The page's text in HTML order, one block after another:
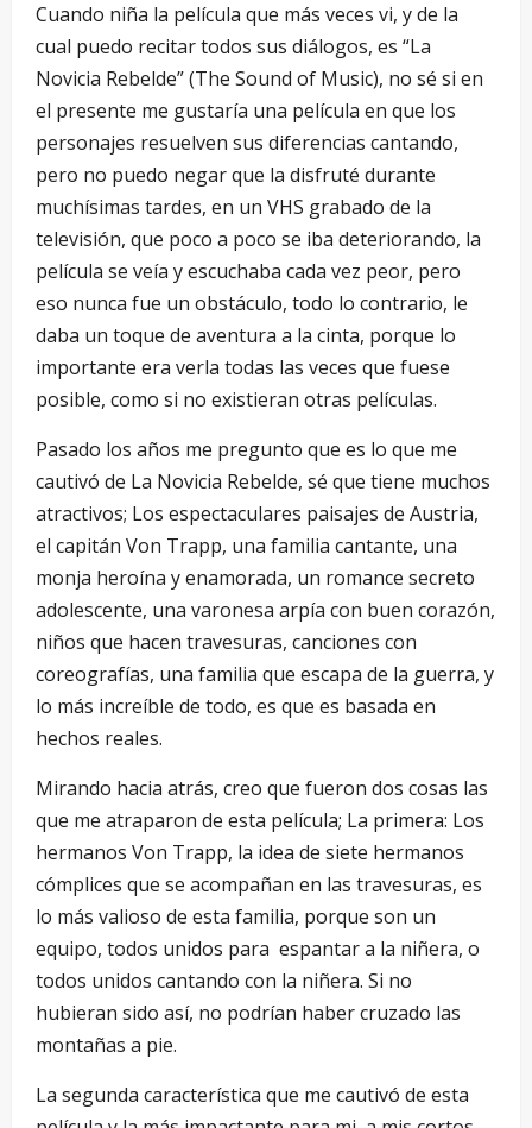
Cuando niña la película que más veces vi, y de la
cual puedo recitar todos sus diálogos, es “La
Novicia Rebelde” (The Sound of Music), no sé si en
el presente me gustaría una película en que los
personajes resuelven sus diferencias cantando,
pero no puedo negar que la disfruté durante
muchísimas tardes, en un VHS grabado de la
televisión, que poco a poco se iba deteriorando, la
película se veía y escuchaba cada vez peor, pero
eso nunca fue un obstáculo, todo lo contrario, le
daba un toque de aventura a la cinta, porque lo
importante era verla todas las veces que fuese
posible, como si no existieran otras películas.
Pasado los años me pregunto que es lo que me
cautivó de La Novicia Rebelde, sé que tiene muchos
atractivos; Los espectaculares paisajes de Austria,
el capitán Von Trapp, una familia cantante, una
monja heroína y enamorada, un romance secreto
adolescente, una varonesa arpía con buen corazón,
niños que hacen travesuras, canciones con
coreografías, una familia que escapa de la guerra, y
lo más increíble de todo, es que es basada en
hechos reales.
Mirando hacia atrás, creo que fueron dos cosas las
que me atraparon de esta película; La primera: Los
hermanos Von Trapp, la idea de siete hermanos
cómplices que se acompañan en las travesuras, es
lo más valioso de esta familia, porque son un
equipo, todos unidos para espantar a la niñera, o
todos unidos cantando con la niñera. Si no
hubieran sido así, no podrían haber cruzado las
montañas a pie.
La segunda característica que me cautivó de esta